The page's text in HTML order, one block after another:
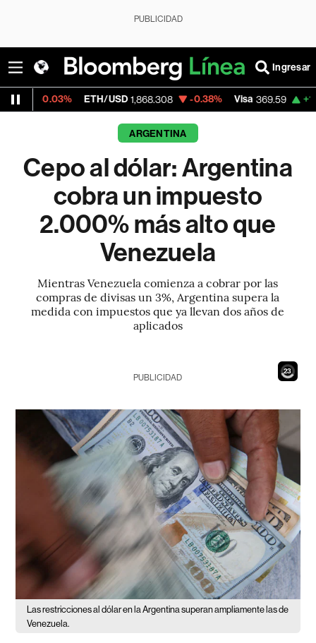
PUBLICIDAD
Ingresar
ETH/USD 1,868.308 -0.38% Visa 369.59 +1.07%
ARGENTINA
Cepo al dólar: Argentina
cobra un impuesto
2.000% más alto que
Venezuela
Mientras Venezuela comienza a cobrar por las
compras de divisas un 3%, Argentina supera la
medida con impuestos que ya llevan dos años de
aplicados
21
PUBLICIDAD
Las restricciones al dólar en la Argentina superan ampliamente las de
Venezuela.